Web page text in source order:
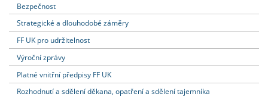
Bezpečnost
Strategické a dlouhodobé záměry
FF UK pro udržitelnost
Výroční zprávy
Platné vnitřní předpisy FF UK
Rozhodnutí a sdělení děkana, opatření a sdělení tajemníka